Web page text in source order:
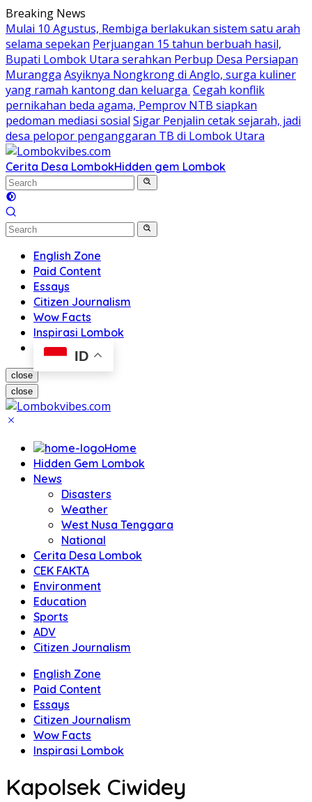
Skip
to
content
Breaking News
Mulai 10 Agustus, Rembiga berlakukan sistem satu arah
selama sepekan Perjuangan 15 tahun berbuah hasil,
Bupati Lombok Utara serahkan Perbup Desa Persiapan
Murangga Asyiknya Nongkrong di Anglo, surga kuliner
yang ramah kantong dan keluarga Cegah konflik
pernikahan beda agama, Pemprov NTB siapkan
pedoman mediasi sosial Sigar Penjalin cetak sejarah, jadi
desa pelopor penganggaran TB di Lombok Utara
Cerita Desa LombokHidden gem Lombok
English Zone
Paid Content
Essays
Citizen Journalism
Wow Facts
Inspirasi Lombok
ID
close
close
Home
Hidden Gem Lombok
News
Disasters
Weather
West Nusa Tenggara
National
Cerita Desa Lombok
CEK FAKTA
Environment
Education
Sports
ADV
Citizen Journalism
English Zone
Paid Content
Essays
Citizen Journalism
Wow Facts
Inspirasi Lombok
Kapolsek Ciwidey